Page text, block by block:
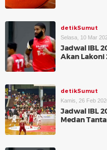
detikSumut
Selasa, 10 Mar
Jadwal IBL
Akan Lakoni
detikSumut
Kamis, 26 Feb
Jadwal IBL
Medan